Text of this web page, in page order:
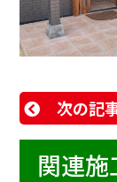
次の記
関連施